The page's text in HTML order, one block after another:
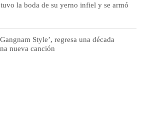
la boda de su yerno infiel y se armó
Style’, regresa una década
nueva canción